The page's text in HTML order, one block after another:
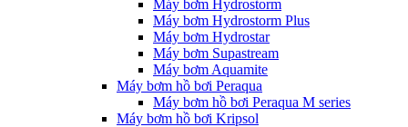
Máy bơm Hydrostorm
Máy bơm Hydrostorm Plus
Máy bơm Hydrostar
Máy bơm Supastream
Máy bơm Aquamite
Máy bơm hồ bơi Peraqua
Máy bơm hồ bơi Peraqua M series
Máy bơm hồ bơi Kripsol